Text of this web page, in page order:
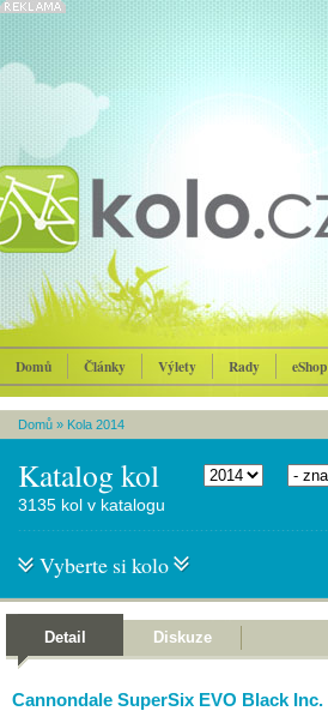
Domů Články Výlety Rady eShop
Domů » Kola 2014
Katalog kol
3135 kol v katalogu
Vyberte si kolo
Detail Diskuze
Cannondale SuperSix EVO Black Inc.